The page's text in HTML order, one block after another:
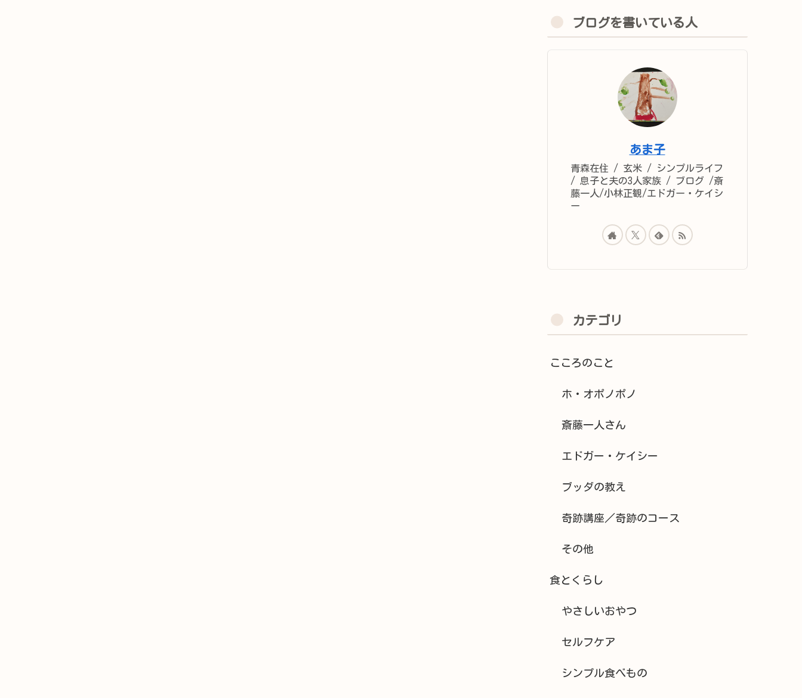
ブログを書いている人
あま子
青森在住 / 玄米 / シンプルライフ
/ 息子と夫の3人家族 / ブログ /斎
藤一人/小林正観/エドガー・ケイシ
ー
カテゴリ
こころのこと
ホ・オポノポノ
斎藤一人さん
エドガー・ケイシー
ブッダの教え
奇跡講座／奇跡のコース
その他
食とくらし
やさしいおやつ
セルフケア
シンプル食べもの